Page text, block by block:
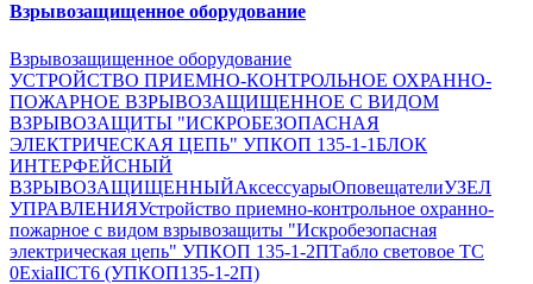
Взрывозащищенное оборудование
Взрывозащищенное оборудование
УСТРОЙСТВО ПРИЕМНО-КОНТРОЛЬНОЕ ОХРАННО-
ПОЖАРНОЕ ВЗРЫВОЗАЩИЩЕННОЕ С ВИДОМ
ВЗРЫВОЗАЩИТЫ "ИСКРОБЕЗОПАСНАЯ
ЭЛЕКТРИЧЕСКАЯ ЦЕПЬ" УПКОП 135-1-1БЛОК
ИНТЕРФЕЙСНЫЙ
ВЗРЫВОЗАЩИЩЕННЫЙАксессуарыОповещателиУЗЕЛ
УПРАВЛЕНИЯУстройство приемно-контрольное охранно-
пожарное с видом взрывозащиты "Искробезопасная
электрическая цепь" УПКОП 135-1-2ПТабло световое ТС
0ExiaIICT6 (УПКОП135-1-2П)